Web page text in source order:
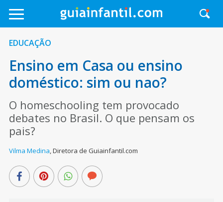
EDUCAÇÃO
Ensino em Casa ou ensino
doméstico: sim ou nao?
O homeschooling tem provocado
debates no Brasil. O que pensam os
pais?
Vilma Medina,Diretora de Guiainfantil.com